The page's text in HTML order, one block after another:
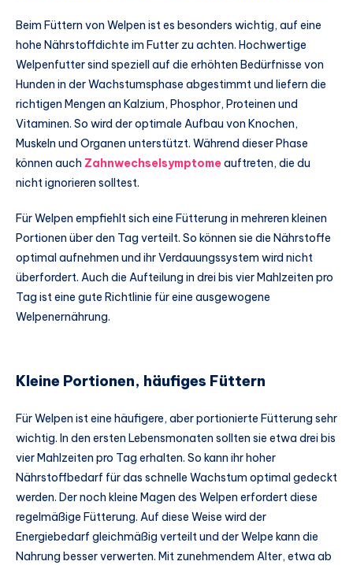
Beim Füttern von Welpen ist es besonders wichtig, auf eine
hohe Nährstoffdichte im Futter zu achten. Hochwertige
Welpenfutter sind speziell auf die erhöhten Bedürfnisse von
Hunden in der Wachstumsphase abgestimmt und liefern die
richtigen Mengen an Kalzium, Phosphor, Proteinen und
Vitaminen. So wird der optimale Aufbau von Knochen,
Muskeln und Organen unterstützt. Während dieser Phase
können auch Zahnwechselsymptome auftreten, die du
nicht ignorieren solltest.
Für Welpen empfiehlt sich eine Fütterung in mehreren kleinen
Portionen über den Tag verteilt. So können sie die Nährstoffe
optimal aufnehmen und ihr Verdauungssystem wird nicht
überfordert. Auch die Aufteilung in drei bis vier Mahlzeiten pro
Tag ist eine gute Richtlinie für eine ausgewogene
Welpenernährung.
Kleine Portionen, häufiges Füttern
Für Welpen ist eine häufigere, aber portionierte Fütterung sehr
wichtig. In den ersten Lebensmonaten sollten sie etwa drei bis
vier Mahlzeiten pro Tag erhalten. So kann ihr hoher
Nährstoffbedarf für das schnelle Wachstum optimal gedeckt
werden. Der noch kleine Magen des Welpen erfordert diese
regelmäßige Fütterung. Auf diese Weise wird der
Energiebedarf gleichmäßig verteilt und der Welpe kann die
Nahrung besser verwerten. Mit zunehmendem Alter, etwa ab